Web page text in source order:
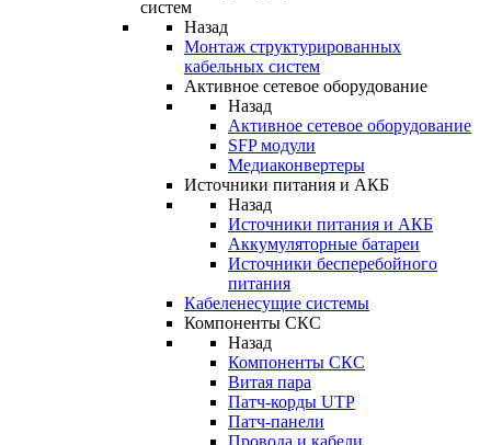
систем
Назад
Монтаж структурированных
кабельных систем
Активное сетевое оборудование
Назад
Активное сетевое оборудование
SFP модули
Медиаконвертеры
Источники питания и АКБ
Назад
Источники питания и АКБ
Аккумуляторные батареи
Источники бесперебойного
питания
Кабеленесущие системы
Компоненты СКС
Назад
Компоненты СКС
Витая пара
Патч-корды UTP
Патч-панели
Провода и кабели